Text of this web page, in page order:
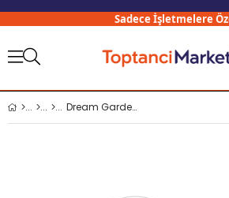
Sadece İşletmelere Özel
Dream Garden Bulaşık Ovma Teli Jumbo 60 Gr